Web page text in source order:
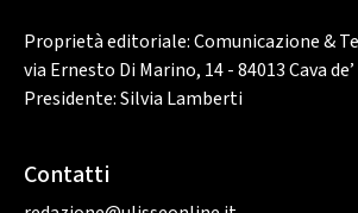
Proprietà editoriale: Comunicazione &
via Ernesto Di Marino, 14 - 84013 Cava
Presidente: Silvia Lamberti
Contatti